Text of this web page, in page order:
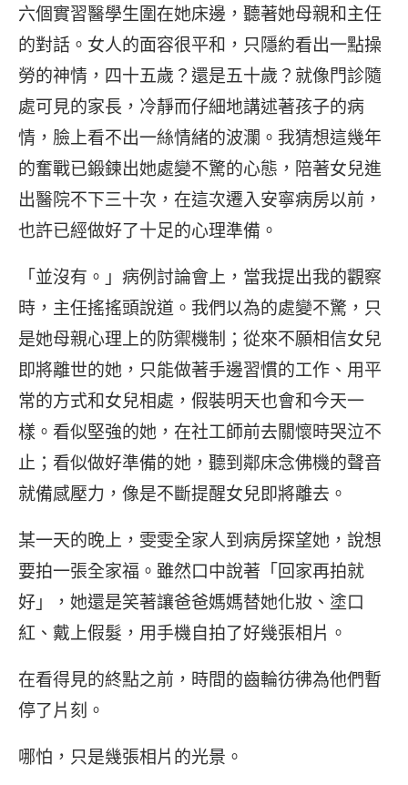
六個實習醫學生圍在她床邊，聽著她母親和主任
的對話。女人的面容很平和，只隱約看出一點操
勞的神情，四十五歲？還是五十歲？就像門診隨
處可見的家長，冷靜而仔細地講述著孩子的病
情，臉上看不出一絲情緒的波瀾。我猜想這幾年
的奮戰已鍛鍊出她處變不驚的心態，陪著女兒進
出醫院不下三十次，在這次遷入安寧病房以前，
也許已經做好了十足的心理準備。
「並沒有。」病例討論會上，當我提出我的觀察
時，主任搖搖頭說道。我們以為的處變不驚，只
是她母親心理上的防禦機制；從來不願相信女兒
即將離世的她，只能做著手邊習慣的工作、用平
常的方式和女兒相處，假裝明天也會和今天一
樣。看似堅強的她，在社工師前去關懷時哭泣不
止；看似做好準備的她，聽到鄰床念佛機的聲音
就備感壓力，像是不斷提醒女兒即將離去。
某一天的晚上，雯雯全家人到病房探望她，說想
要拍一張全家福。雖然口中說著「回家再拍就
好」，她還是笑著讓爸爸媽媽替她化妝、塗口
紅、戴上假髮，用手機自拍了好幾張相片。
在看得見的終點之前，時間的齒輪彷彿為他們暫
停了片刻。
哪怕，只是幾張相片的光景。